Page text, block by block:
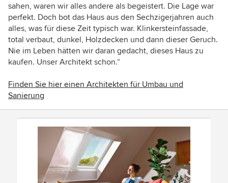
sahen, waren wir alles andere als begeistert. Die Lage war
perfekt. Doch bot das Haus aus den Sechzigerjahren auch
alles, was für diese Zeit typisch war. Klinkersteinfassade,
total verbaut, dunkel, Holzdecken und dann dieser Geruch.
Nie im Leben hätten wir daran gedacht, dieses Haus zu
kaufen. Unser Architekt schon.“
Finden Sie hier einen Architekten für Umbau und
Sanierung